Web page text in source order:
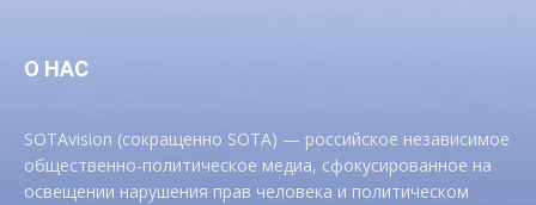
О НАС
SOTAvision (сокращенно SOTA) — российское независимое
общественно-политическое медиа, сфокусированное на
освещении нарушения прав человека и политическом